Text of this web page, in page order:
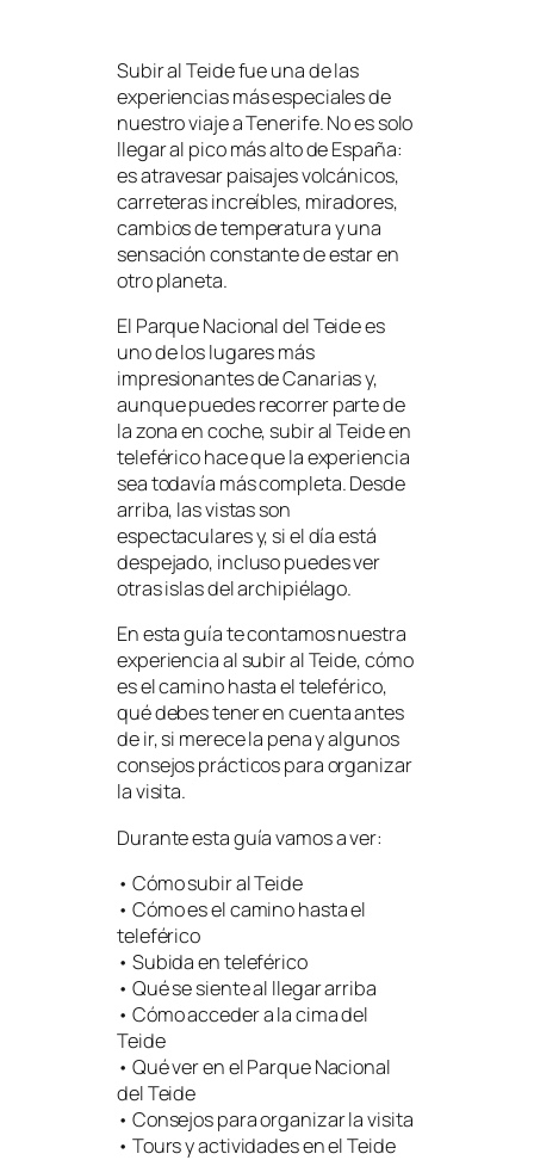
Subir al Teide fue una de las
experiencias más especiales de
nuestro viaje a Tenerife. No es solo
llegar al pico más alto de España:
es atravesar paisajes volcánicos,
carreteras increíbles, miradores,
cambios de temperatura y una
sensación constante de estar en
otro planeta.
El Parque Nacional del Teide es
uno de los lugares más
impresionantes de Canarias y,
aunque puedes recorrer parte de
la zona en coche, subir al Teide en
teleférico hace que la experiencia
sea todavía más completa. Desde
arriba, las vistas son
espectaculares y, si el día está
despejado, incluso puedes ver
otras islas del archipiélago.
En esta guía te contamos nuestra
experiencia al subir al Teide, cómo
es el camino hasta el teleférico,
qué debes tener en cuenta antes
de ir, si merece la pena y algunos
consejos prácticos para organizar
la visita.
Durante esta guía vamos a ver:
• Cómo subir al Teide
• Cómo es el camino hasta el
teleférico
• Subida en teleférico
• Qué se siente al llegar arriba
• Cómo acceder a la cima del
Teide
• Qué ver en el Parque Nacional
del Teide
• Consejos para organizar la visita
• Tours y actividades en el Teide